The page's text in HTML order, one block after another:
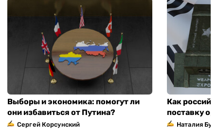
Выборы и экономика: помогут ли
они избавиться от Путина?
Сергей Корсунский
Как
поставку
Наталия